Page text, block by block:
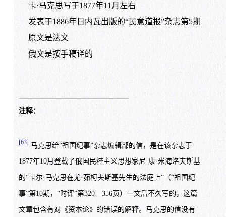
卡·马克思写于1877年11月左右
发表于1886年日内瓦出版的“民意道报”杂志第5期
原文是法文
俄文是按手稿译的
注释：
[63] 马克思给“祖国纪事”杂志编辑部的信，是在该杂志于
1877年10月登载了俄国民粹主义思想家尼·康·米海洛夫斯基
的“卡尔·马克思在尤·茹柯夫斯基先生的法庭上”（“祖国纪
事”第10期，“时评”第320—356页）一文后不久写的，这篇
文章包含有对《资本论》的错误的解释。马克思的信没有